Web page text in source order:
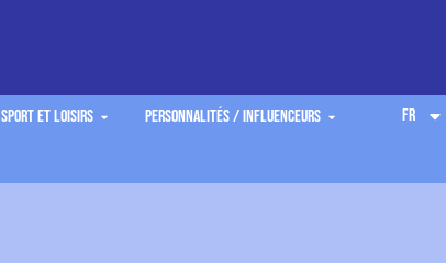
Sport et Loisirs Personnalités / Influenceurs FR